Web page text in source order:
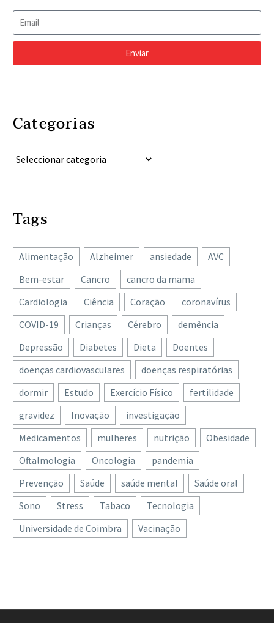
Enviar
Categorias
Tags
Alimentação Alzheimer ansiedade
AVC
Bem-estar
Cancro
cancro da mama
Cardiologia
Ciência Coração
coronavírus
COVID-19
Crianças Cérebro
demência
Depressão
Diabetes Dieta
Doentes
doenças cardiovasculares
doenças respiratórias
dormir
Estudo Exercício Físico
fertilidade
gravidez
Inovação
investigação
Medicamentos
mulheres nutrição
Obesidade
Oftalmologia
Oncologia
pandemia
Prevenção
Saúde saúde mental
Saúde oral
Sono
Stress Tabaco
Tecnologia
Universidade de Coimbra
Vacinação